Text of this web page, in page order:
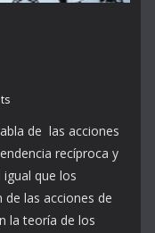
de las acciones
recíproca y
que los
las acciones de
la teoría de los